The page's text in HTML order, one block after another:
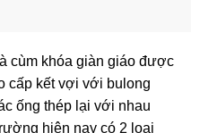
cùm khóa giàn giáo được
cấp kết vợi với bulong
ống thép lại với nhau
hiện nay có 2 loại